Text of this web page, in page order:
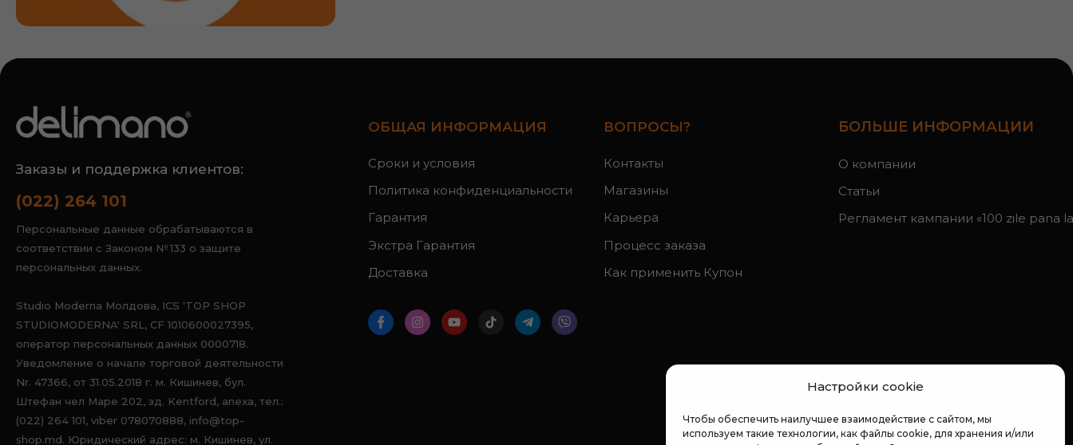
Настройки cookie
Чтобы обеспечить наилучшее взаимодействие с сайтом, мы
используем такие технологии, как файлы cookie, для хранения и/или
Заказы и поддержка клиентов:
(022) 264 101
Персональные данные обрабатываются в
соответствии с Законом № 133 о защите
персональных данных.
Studio Moderna Молдова, ICS 'TOP SHOP
STUDIOMODERNA' SRL, CF 1010600027395,
оператор персональных данных 0000718.
Уведомление о начале торговой деятельности
Nr. 47366, от 31.05.2018 г. м. Кишинев, бул.
Штефан чел Маре 202, зд. Kentford, anexa, тел.:
(022) 264 101, viber 078070888, info@top-
shop.md. Юридический адрес: м. Кишинев, ул.
ОБЩАЯ ИНФОРМАЦИЯ
Сроки и условия
Политика конфиденциальности
Гарантия
Экстра Гарантия
Доставка
ВОПРОСЫ?
Контакты
Магазины
Карьера
Процесс заказа
Как применить Купон
БОЛЬШЕ ИНФОРМАЦИИ
О компании
Статьи
Регламент кампании «100 zile pana la